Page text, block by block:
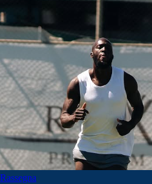
Rassegna